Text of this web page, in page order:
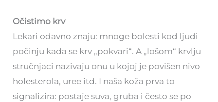
Očistimo krv
Lekari odavno znaju: mnoge bolesti kod ljudi
počinju kada se krv „pokvari“. A „lošom“ krvlju
stručnjaci nazivaju onu u kojoj je povišen nivo
holesterola, uree itd. I naša koža prva to
signalizira: postaje suva, gruba i često se po